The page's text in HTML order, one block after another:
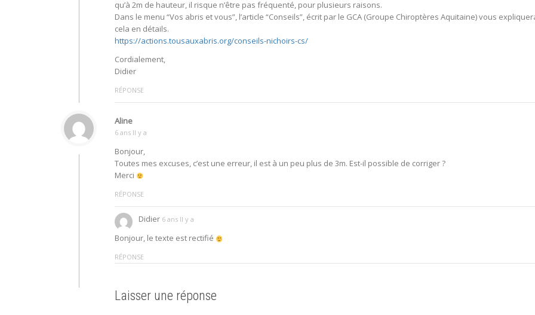
qu’à 2m de hauteur, il risque n’être pas fréquenté, pour plusieurs raisons.
Dans le menu “Vos abris et vous”, l’article “Conseils”, écrit par le GCA (Groupe Chiroptères Aquitaine) vous
cela en détails.
https://actions.tousauxabris.org/conseils-nichoirs-cs/
Cordialement,
Didier
RÉPONSE
Aline
6 ans Il y a
Bonjour,
Toutes mes excuses, c’est une erreur, il est à un peu plus de 3m. Est-il possible de corriger ?
Merci
RÉPONSE
Didier 6 ans Il y a
Bonjour, le texte est rectifié
RÉPONSE
Laisser une réponse